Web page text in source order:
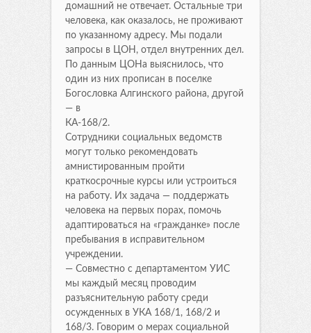
домашний не отвечает. Остальные три
человека, как оказалось, не проживают
по указанному адресу. Мы подали
запросы в ЦОН, отдел внутренних дел.
По данным ЦОНа выяснилось, что
один из них прописан в поселке
Богословка Алгинского района, другой
— в
КА-168/2.
Сотрудники социальных ведомств
могут только рекомендовать
амнистированным пройти
краткосрочные курсы или устроиться
на работу. Их задача — поддержать
человека на первых порах, помочь
адаптироваться на «гражданке» после
пребывания в исправительном
учреждении.
— Совместно с департаментом УИС
мы каждый месяц проводим
разъяснительную работу среди
осужденных в УКА 168/1, 168/2 и
168/3. Говорим о мерах социальной